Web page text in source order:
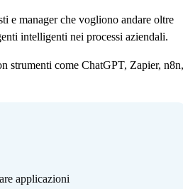
e manager che vogliono andare oltre
intelligenti nei processi aziendali.
strumenti come ChatGPT, Zapier, n8n,
applicazioni